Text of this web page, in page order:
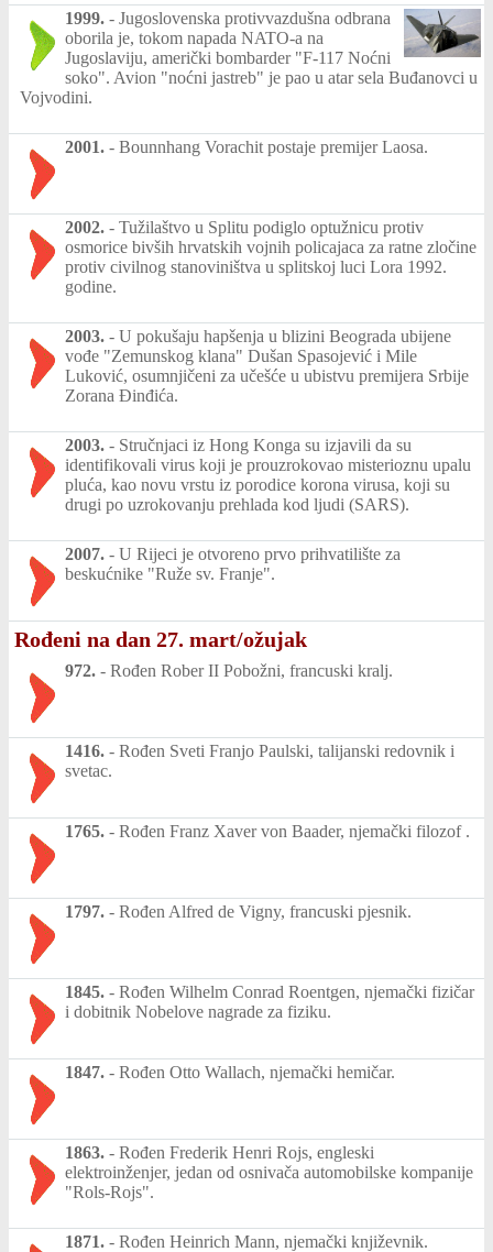
1999. - Jugoslovenska protivvazdušna odbrana
oborila je, tokom napada NATO-a na
Jugoslaviju, američki bombarder "F-117 Noćni
soko". Avion "noćni jastreb" je pao u atar sela Buđanovci u
Vojvodini.
2001. - Bounnhang Vorachit postaje premijer Laosa.
2002. - Tužilaštvo u Splitu podiglo optužnicu protiv
osmorice bivših hrvatskih vojnih policajaca za ratne zločine
protiv civilnog stanoviništva u splitskoj luci Lora 1992.
godine.
2003. - U pokušaju hapšenja u blizini Beograda ubijene
vođe "Zemunskog klana" Dušan Spasojević i Mile
Luković, osumnjičeni za učešće u ubistvu premijera Srbije
Zorana Đinđića.
2003. - Stručnjaci iz Hong Konga su izjavili da su
identifikovali virus koji je prouzrokovao misterioznu upalu
pluća, kao novu vrstu iz porodice korona virusa, koji su
drugi po uzrokovanju prehlada kod ljudi (SARS).
2007. - U Rijeci je otvoreno prvo prihvatilište za
beskućnike "Ruže sv. Franje".
Rođeni na dan 27. mart/ožujak
972. - Rođen Rober II Pobožni, francuski kralj.
1416. - Rođen Sveti Franjo Paulski, talijanski redovnik i
svetac.
1765. - Rođen Franz Xaver von Baader, njemački filozof .
1797. - Rođen Alfred de Vigny, francuski pjesnik.
1845. - Rođen Wilhelm Conrad Roentgen, njemački fizičar
i dobitnik Nobelove nagrade za fiziku.
1847. - Rođen Otto Wallach, njemački hemičar.
1863. - Rođen Frederik Henri Rojs, engleski
elektroinženjer, jedan od osnivača automobilske kompanije
"Rols-Rojs".
1871. - Rođen Heinrich Mann, njemački književnik.